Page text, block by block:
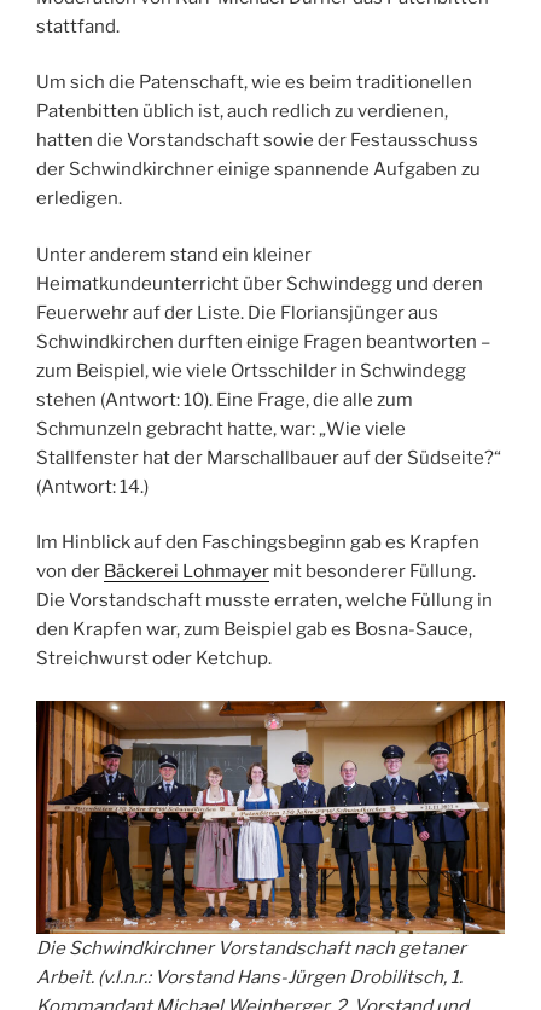
stattfand.
Um sich die Patenschaft, wie es beim traditionellen
Patenbitten üblich ist, auch redlich zu verdienen,
hatten die Vorstandschaft sowie der Festausschuss
der Schwindkirchner einige spannende Aufgaben zu
erledigen.
Unter anderem stand ein kleiner
Heimatkundeunterricht über Schwindegg und deren
Feuerwehr auf der Liste. Die Floriansjünger aus
Schwindkirchen durften einige Fragen beantworten –
zum Beispiel, wie viele Ortsschilder in Schwindegg
stehen (Antwort: 10). Eine Frage, die alle zum
Schmunzeln gebracht hatte, war: „Wie viele
Stallfenster hat der Marschallbauer auf der Südseite?“
(Antwort: 14.)
Im Hinblick auf den Faschingsbeginn gab es Krapfen
von der Bäckerei Lohmayer mit besonderer Füllung.
Die Vorstandschaft musste erraten, welche Füllung in
den Krapfen war, zum Beispiel gab es Bosna-Sauce,
Streichwurst oder Ketchup.
Die Schwindkirchner Vorstandschaft nach getaner
Arbeit. (v.l.n.r.: Vorstand Hans-Jürgen Drobilitsch, 1.